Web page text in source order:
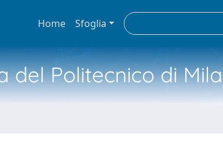
Home Sfoglia
del Politecnico di